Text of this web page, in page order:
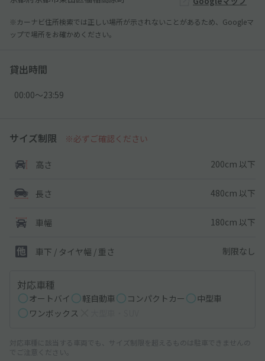
※カーナビ住所検索では正しい場所が示されないことがあるため、Googleマ
ップで場所をお確かめください。
貸出時間
00:00〜23:59
サイズ制限 ※必ずご確認ください
高さ 200cm 以下
長さ 480cm 以下
車幅 180cm 以下
車下 / タイヤ幅 / 重さ 制限なし
対応車種
オートバイ 軽自動車 コンパクトカー
中型車
ワンボックス
対応車種に該当する車両でも、サイズ制限を超えるものは駐車できませんの
でご注意ください。